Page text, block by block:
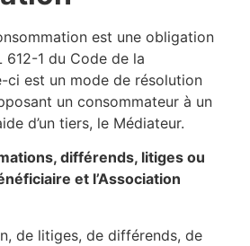
est une obligation
612-1 du Code de la
ci est un mode de résolution
un consommateur à un
d’un tiers, le Médiateur.
différends, litiges ou
et l’Association
de litiges, de différends, de